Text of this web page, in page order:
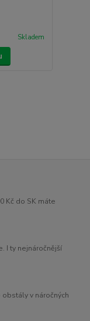
Skladem
Kč do SK máte
I ty nejnáročnější
v náročných